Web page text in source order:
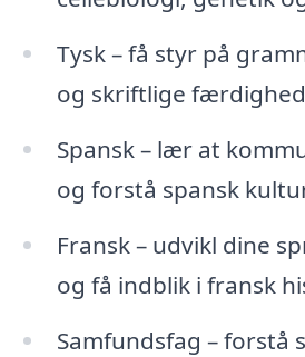
Tysk – få styr på
og skriftlige
Spansk – lær at
og forstå spansk
Fransk – udvikl dine
og få indblik i fransk
Samfundsfag – forstå